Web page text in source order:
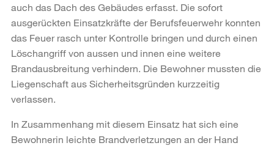
auch das Dach des Gebäudes erfasst. Die sofort
ausgerückten Einsatzkräfte der Berufsfeuerwehr konnten
das Feuer rasch unter Kontrolle bringen und durch einen
Löschangriff von aussen und innen eine weitere
Brandausbreitung verhindern. Die Bewohner mussten die
Liegenschaft aus Sicherheitsgründen kurzzeitig
verlassen.
In Zusammenhang mit diesem Einsatz hat sich eine
Bewohnerin leichte Brandverletzungen an der Hand